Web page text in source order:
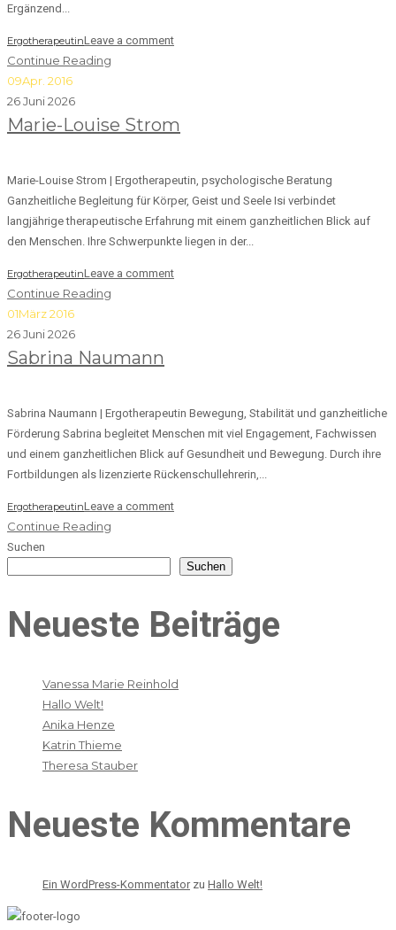
Ergänzend...
ErgotherapeutinLeave a comment
Continue Reading
09Apr. 2016
26 Juni 2026
Marie-Louise Strom
Marie-Louise Strom | Ergo­therapeutin, psychologische Beratung
Ganzheitliche Begleitung für Körper, Geist und Seele Isi verbindet
langjährige therapeutische Erfahrung mit einem ganzheitlichen Blick auf
den Menschen. Ihre Schwerpunkte liegen in der...
ErgotherapeutinLeave a comment
Continue Reading
01März 2016
26 Juni 2026
Sabrina Naumann
Sabrina Naumann | Ergotherapeutin Bewegung, Stabilität und ganzheitliche
Förderung Sabrina begleitet Menschen mit viel Engagement, Fachwissen
und einem ganzheitlichen Blick auf Gesundheit und Bewegung. Durch ihre
Fortbildungen als lizenzierte Rückenschullehrerin,...
ErgotherapeutinLeave a comment
Continue Reading
Suchen
Suchen
Neueste Beiträge
Vanessa Marie Reinhold
Hallo Welt!
Anika Henze
Katrin Thieme
Theresa Stauber
Neueste Kommentare
Ein WordPress-Kommentatorzu Hallo Welt!